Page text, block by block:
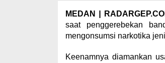
MEDAN
saat penggerebekan
mengonsumsi narkotika
Keenamnya diamankan